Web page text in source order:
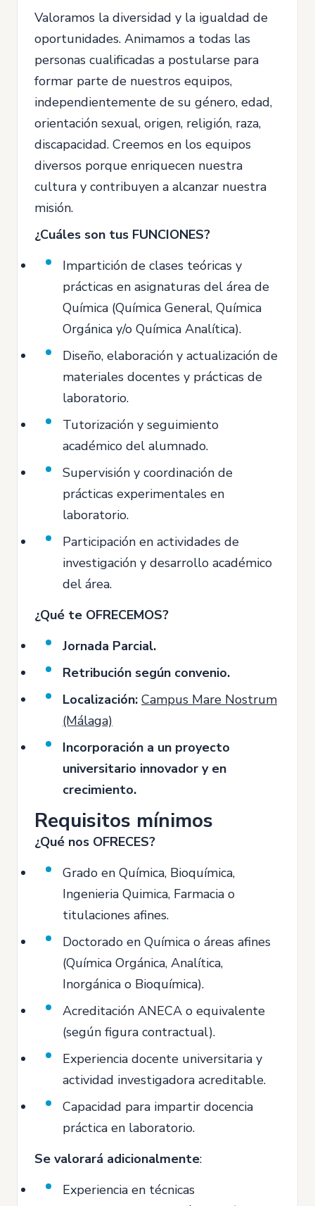
Valoramos la diversidad y la igualdad de
oportunidades. Animamos a todas las
personas cualificadas a postularse para
formar parte de nuestros equipos,
independientemente de su género, edad,
orientación sexual, origen, religión, raza,
discapacidad. Creemos en los equipos
diversos porque enriquecen nuestra
cultura y contribuyen a alcanzar nuestra
misión.
¿Cuáles son tus FUNCIONES?
Impartición de clases teóricas y
prácticas en asignaturas del área de
Química (Química General, Química
Orgánica y/o Química Analítica).
Diseño, elaboración y actualización de
materiales docentes y prácticas de
laboratorio.
Tutorización y seguimiento
académico del alumnado.
Supervisión y coordinación de
prácticas experimentales en
laboratorio.
Participación en actividades de
investigación y desarrollo académico
del área.
¿Qué te OFRECEMOS?
Jornada Parcial.
Retribución según convenio.
Localización: Campus Mare Nostrum
(Málaga)
Incorporación a un proyecto
universitario innovador y en
crecimiento.
Requisitos mínimos
¿Qué nos OFRECES?
Grado en Química, Bioquímica,
Ingenieria Quimica, Farmacia o
titulaciones afines.
Doctorado en Química o áreas afines
(Química Orgánica, Analítica,
Inorgánica o Bioquímica).
Acreditación ANECA o equivalente
(según figura contractual).
Experiencia docente universitaria y
actividad investigadora acreditable.
Capacidad para impartir docencia
práctica en laboratorio.
Se valorará adicionalmente:
Experiencia en técnicas